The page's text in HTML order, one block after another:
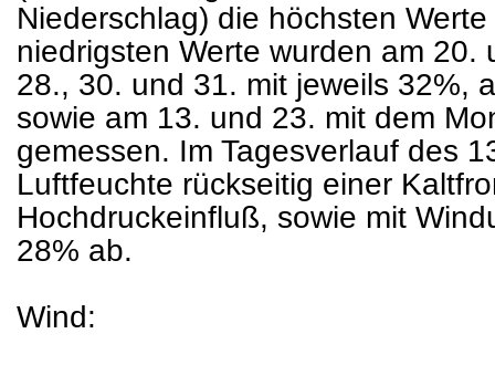
Niederschlag) die höchsten
niedrigsten Werte wurden am 20.
28., 30. und 31. mit jeweils 32%,
sowie am 13. und 23. mit dem
gemessen. Im Tagesverlauf des
Luftfeuchte rückseitig einer
Hochdruckeinfluß, sowie mit
28% ab.
Wind: